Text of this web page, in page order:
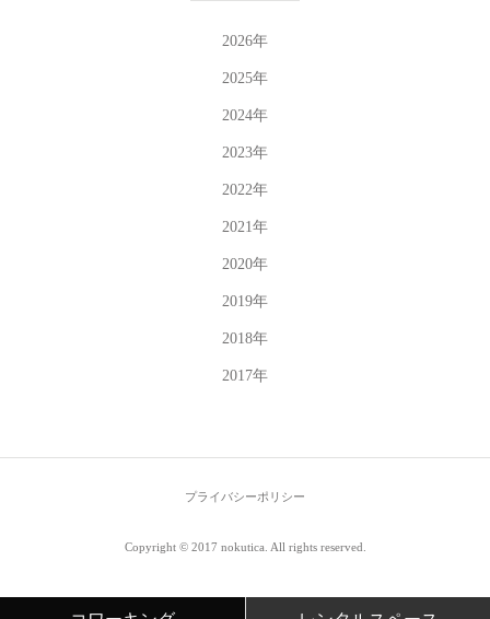
2026年
2025年
2024年
2023年
2022年
2021 年
2020年
2019年
2018年
2017年
プライバシーポリシー
Copyright © 2017 nokutica. All rights reserved.